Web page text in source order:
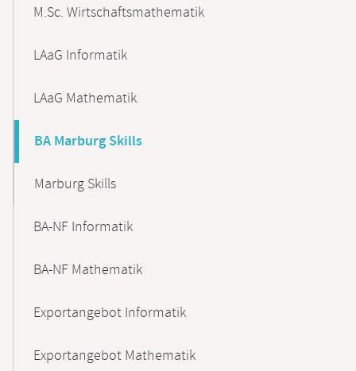
M.Sc. Wirtschaftsmathematik
LAaG Informatik
LAaG Mathematik
BA Marburg Skills
Marburg Skills
BA-NF Informatik
BA-NF Mathematik
Exportangebot Informatik
Exportangebot Mathematik